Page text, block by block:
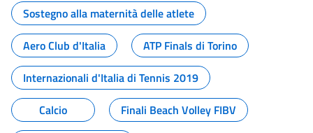
Sostegno alla maternità delle atlete
Aero Club d'Italia
ATP Finals di Torino
Internazionali d'Italia di Tennis 2019
Calcio
Finali Beach Volley FIBV